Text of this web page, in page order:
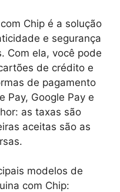
Chip é a solução
e segurança
Com ela, você pode
de crédito e
de pagamento
Pay, Google Pay e
as taxas são
aceitas são as
modelos de
com Chip: